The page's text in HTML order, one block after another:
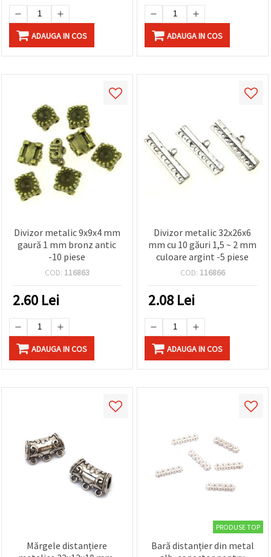
ADAUGA IN COS ADAUGA IN COS
Divizor metalic 9x9x4 mm
gaură 1 mm bronz antic
-10 piese
COD: 116863
2.60 Lei
ADAUGA IN COS
Divizor metalic 32x26x6
mm cu 10 găuri 1,5 ~ 2 mm
culoare argint -5 piese
COD: 116866
2.08 Lei
ADAUGA IN COS
Mărgele distanțiere
PRODUSE TOP
Bară distanțier din metal